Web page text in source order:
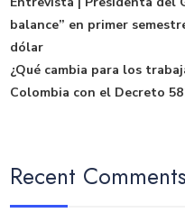
balance” en primer
dólar
¿Qué cambia para los
Colombia con el Decreto
Recent Comments